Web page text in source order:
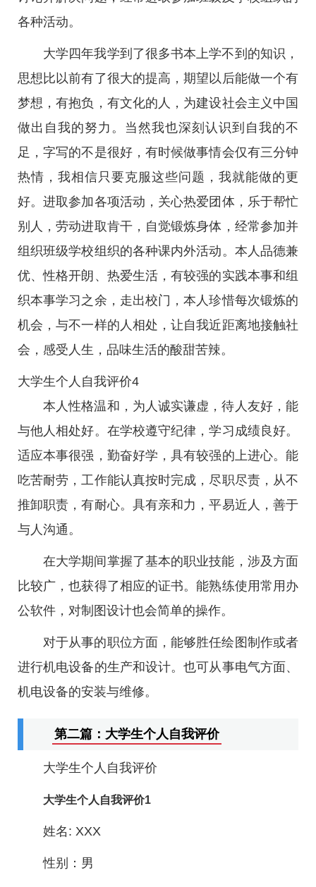
各种活动。
大学四年我学到了很多书本上学不到的知识，
思想比以前有了很大的提高，期望以后能做一个有
梦想，有抱负，有文化的人，为建设社会主义中国
做出自我的努力。当然我也深刻认识到自我的不
足，字写的不是很好，有时候做事情会仅有三分钟
热情，我相信只要克服这些问题，我就能做的更
好。进取参加各项活动，关心热爱团体，乐于帮忙
别人，劳动进取肯干，自觉锻炼身体，经常参加并
组织班级学校组织的各种课内外活动。本人品德兼
优、性格开朗、热爱生活，有较强的实践本事和组
织本事学习之余，走出校门，本人珍惜每次锻炼的
机会，与不一样的人相处，让自我近距离地接触社
会，感受人生，品味生活的酸甜苦辣。
大学生个人自我评价4
本人性格温和，为人诚实谦虚，待人友好，能
与他人相处好。在学校遵守纪律，学习成绩良好。
适应本事很强，勤奋好学，具有较强的上进心。能
吃苦耐劳，工作能认真按时完成，尽职尽责，从不
推卸职责，有耐心。具有亲和力，平易近人，善于
与人沟通。
在大学期间掌握了基本的职业技能，涉及方面
比较广，也获得了相应的证书。能熟练使用常用办
公软件，对制图设计也会简单的操作。
对于从事的职位方面，能够胜任绘图制作或者
进行机电设备的生产和设计。也可从事电气方面、
机电设备的安装与维修。
第二篇：大学生个人自我评价
大学生个人自我评价
大学生个人自我评价1
姓名: XXX
性别：男